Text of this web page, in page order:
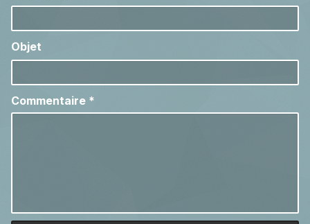
Objet
Commentaire *